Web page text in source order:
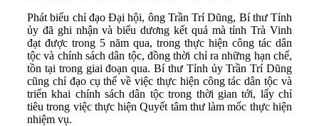
Phát biểu chỉ đạo Đại hội, ông Trần Trí Dũng, Bí thư Tỉnh
ủy đã ghi nhận và biểu dương kết quả mà tỉnh Trà Vinh
đạt được trong 5 năm qua, trong thực hiện công tác dân
tộc và chính sách dân tộc, đồng thời chỉ ra những hạn chế,
tồn tại trong giai đoạn qua. Bí thư Tỉnh ủy Trần Trí Dũng
cũng chỉ đạo cụ thể về việc thực hiện công tác dân tộc và
triển khai chính sách dân tộc trong thời gian tới, lấy chỉ
tiêu trong việc thực hiện Quyết tâm thư làm mốc thực hiện
nhiệm vụ.